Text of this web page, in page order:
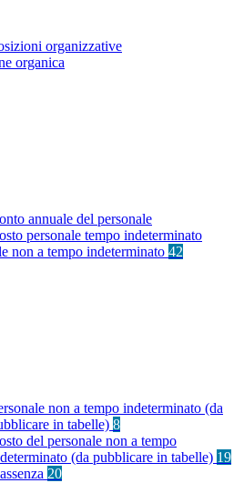
organizzative
organica
annuale del personale
personale tempo indeterminato
non a tempo indeterminato 42
non a tempo indeterminato (da
in tabelle) 8
del personale non a tempo
(da pubblicare in tabelle) 19
20